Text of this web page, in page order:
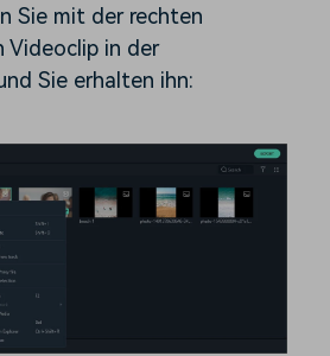
Sie mit der rechten
Videoclip in der
Sie erhalten ihn: